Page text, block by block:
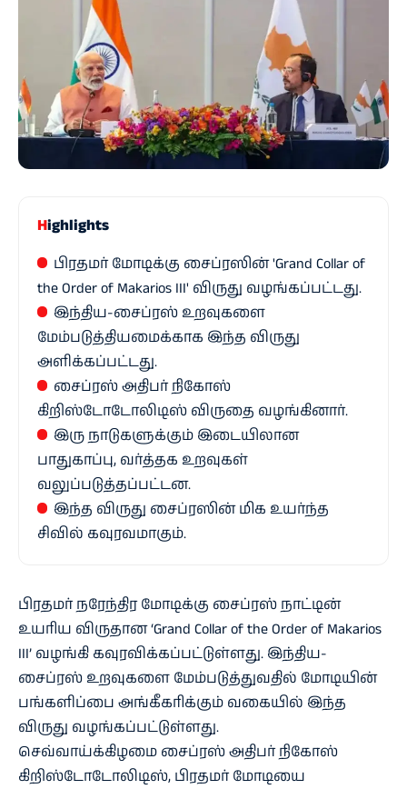
Highlights
பிரதமர் மோடிக்கு சைப்ரஸின் 'Grand Collar of
the Order of Makarios III' விருது வழங்கப்பட்டது.
இந்திய-சைப்ரஸ் உறவுகளை
மேம்படுத்தியமைக்காக இந்த விருது
அளிக்கப்பட்டது.
சைப்ரஸ் அதிபர் நிகோஸ்
கிறிஸ்டோடோலிடிஸ் விருதை வழங்கினார்.
இரு நாடுகளுக்கும் இடையிலான
பாதுகாப்பு, வர்த்தக உறவுகள்
வலுப்படுத்தப்பட்டன.
இந்த விருது சைப்ரஸின் மிக உயர்ந்த
சிவில் கவுரவமாகும்.
பிரதமர் நரேந்திர மோடிக்கு சைப்ரஸ் நாட்டின்
உயரிய விருதான ‘Grand Collar of the Order of Makarios
III’ வழங்கி கவுரவிக்கப்பட்டுள்ளது. இந்திய-
சைப்ரஸ் உறவுகளை மேம்படுத்துவதில் மோடியின்
பங்களிப்பை அங்கீகரிக்கும் வகையில் இந்த
விருது வழங்கப்பட்டுள்ளது.
செவ்வாய்க்கிழமை சைப்ரஸ் அதிபர் நிகோஸ்
கிறிஸ்டோடோலிடிஸ், பிரதமர் மோடியை